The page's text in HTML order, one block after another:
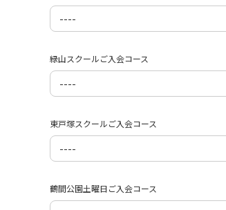
緑山スクールご入会コース
東戸塚スクールご入会コース
鶴間公園土曜日ご入会コース